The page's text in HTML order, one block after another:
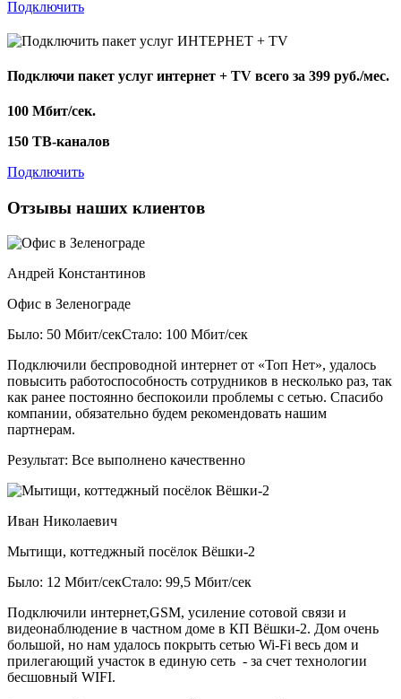
Подключить
Подключи пакет услуг интернет + TV всего за 399 руб./мес.
100 Мбит/сек.
150 ТВ-каналов
Подключить
Отзывы наших клиентов
Андрей Константинов
Офис в Зеленограде
Было: 50 Мбит/секСтало: 100 Мбит/сек
Подключили беспроводной интернет от «Топ Нет», удалось
повысить работоспособность сотрудников в несколько раз, так
как ранее постоянно беспокоили проблемы с сетью. Спасибо
компании, обязательно будем рекомендовать нашим
партнерам.
Результат: Все выполнено качественно
Иван Николаевич
Мытищи, коттеджный посёлок Вёшки-2
Было: 12 Мбит/секСтало: 99,5 Мбит/сек
Подключили интернет,GSM, усиление сотовой связи и
видеонаблюдение в частном доме в КП Вёшки-2. Дом очень
большой, но нам удалось покрыть сетью Wi-Fi весь дом и
прилегающий участок в единую сеть - за счет технологии
бесшовный WIFI.